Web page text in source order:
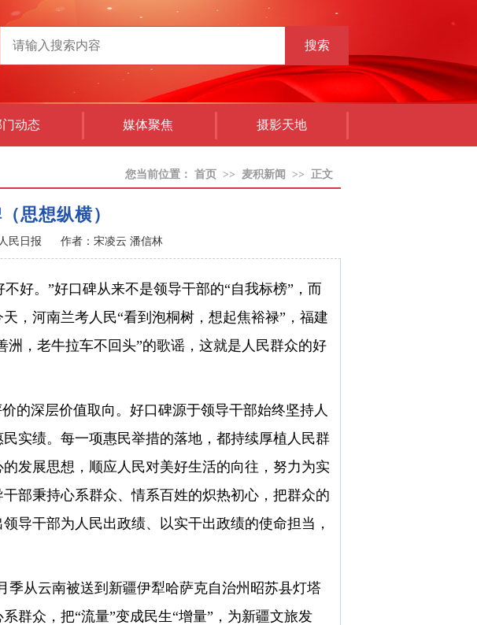
搜索
门动态 媒体聚焦 摄影天地
您当前位置： 首页 >> 麦积新闻 >> 正文
思想纵横）
民日报 作者：宋凌云 潘信林
好。”好口碑从来不是领导干部的“自我标榜”，而
，河南兰考人民“看到泡桐树，想起焦裕禄”，福建
，老牛拉车不回头”的歌谣，这就是人民群众的好
深层价值取向。好口碑源于领导干部始终坚持人
实绩。每一项惠民举措的落地，都持续厚植人民群
发展思想，顺应人民对美好生活的向往，努力为实
部秉持心系群众、情系百姓的炽热初心，把群众的
导干部为人民出政绩、以实干出政绩的使命担当，
从云南被送到新疆伊犁哈萨克自治州昭苏县灯塔
群众，把“流量”变成民生“增量”，为新疆文旅发